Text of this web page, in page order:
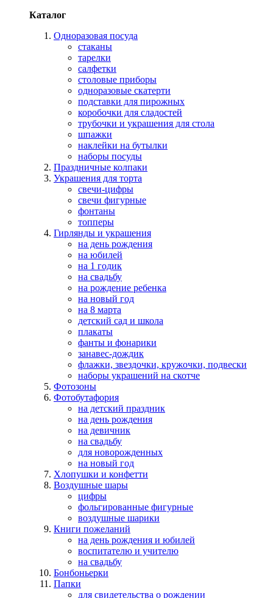
Каталог
Одноразовая посуда
стаканы
тарелки
салфетки
столовые приборы
одноразовые скатерти
подставки для пирожных
коробочки для сладостей
трубочки и украшения для стола
шпажки
наклейки на бутылки
наборы посуды
Праздничные колпаки
Украшения для торта
свечи-цифры
свечи фигурные
фонтаны
топперы
Гирлянды и украшения
на день рождения
на юбилей
на 1 годик
на свадьбу
на рождение ребенка
на новый год
на 8 марта
детский сад и школа
плакаты
фанты и фонарики
занавес-дождик
флажки, звездочки, кружочки, подвески
наборы украшений на скотче
Фотозоны
Фотобутафория
на детский праздник
на день рождения
на девичник
на свадьбу
для новорожденных
на новый год
Хлопушки и конфетти
Воздушные шары
цифры
фольгированные фигурные
воздушные шарики
Книги пожеланий
на день рождения и юбилей
воспитателю и учителю
на свадьбу
Бонбоньерки
Папки
для свидетельства о рождении